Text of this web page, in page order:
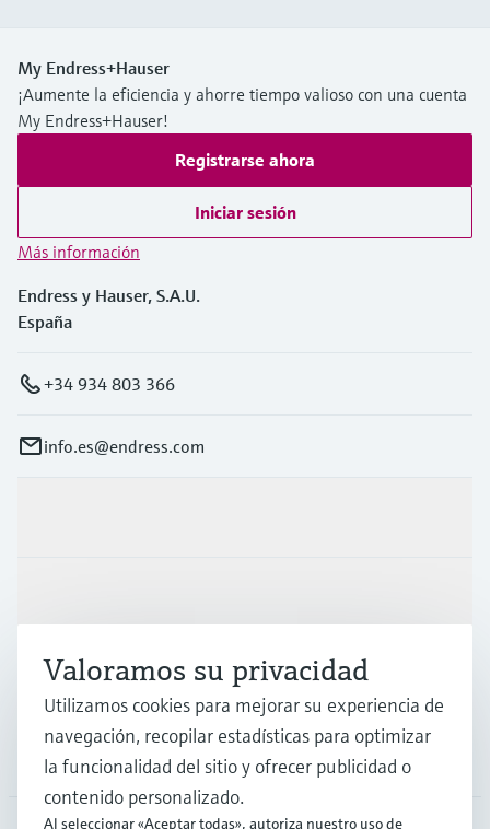
My Endress+Hauser
¡Aumente la eficiencia y ahorre tiempo valioso con una cuenta
My Endress+Hauser!
Registrarse ahora
Iniciar sesión
Más información
Endress y Hauser, S.A.U.
España
+34 934 803 366
info.es@endress.com
Soporte
Compañía
Valoramos su privacidad
Utilizamos cookies para mejorar su experiencia de
navegación, recopilar estadísticas para optimizar
la funcionalidad del sitio y ofrecer publicidad o
contenido personalizado.
Al seleccionar «Aceptar todas», autoriza nuestro uso de